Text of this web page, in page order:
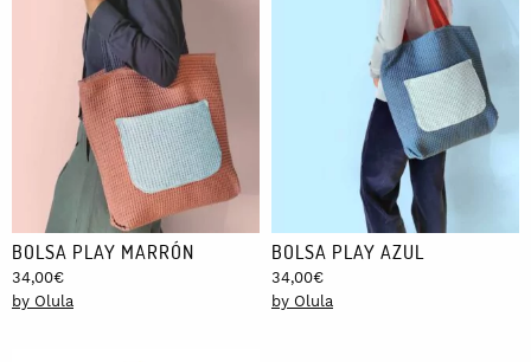
BOLSA PLAY MARRÓN
34,00€
by Olula
BOLSA PLAY AZUL
34,00€
by Olula